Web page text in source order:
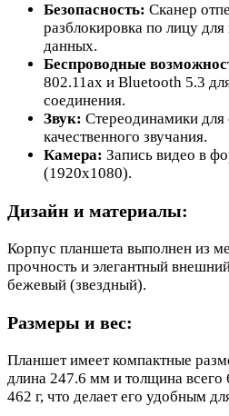
Безопасность: Сканер
разблокировка по лицу
данных.
Беспроводные
802.11ax и Bluetooth 5.3
соединения.
Звук: Стереодинамики
качественного звучания.
Камера: Запись видео в
(1920x1080).
Дизайн и материалы:
Корпус планшета выполнен из
прочность и элегантный
бежевый (звездный).
Размеры и вес:
Планшет имеет компактные
длина 247.6 мм и толщина всего
462 г, что делает его удобным